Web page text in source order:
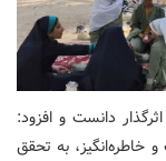
دانست و افزود:
خاطره‌انگیز، به تحقق